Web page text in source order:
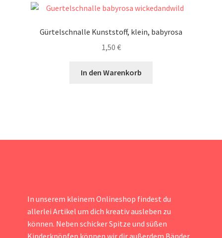
Gürtelschnalle Kunststoff, klein, babyrosa
1,50 €
In den Warenkorb
In unserem kleinem Onlineshop findest du
allerlei Artikel um dich kreativ ausleben zu
können. Neben schicker Spitze und süßen
Kinderknöpfen können wir dir außerdem Bänder